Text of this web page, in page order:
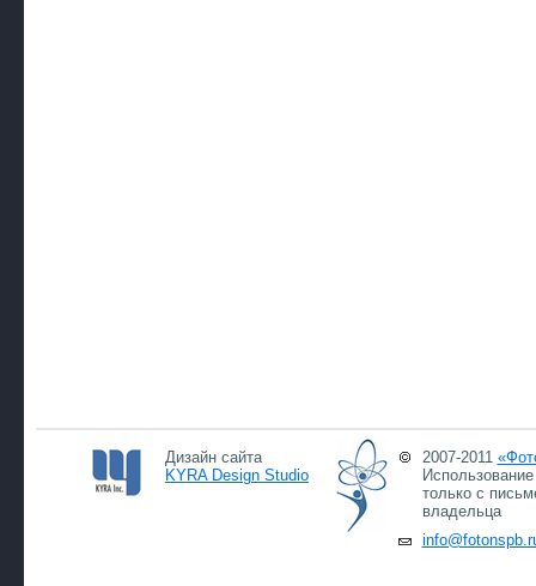
Дизайн сайта
KYRA Design Studio
2007-2011
только с
владельца